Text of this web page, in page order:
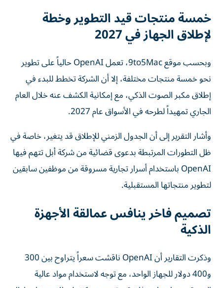
خمسة منتجات قيد التطوير وخطة
لإطلاق الجهاز في 2027
وبحسب موقع 9to5Mac، تعمل OpenAI حالياً على تطوير
نحو خمسة منتجات مختلفة، إلا أن الشركة تخطط للبدء في
إطلاق مكبر الصوت الذكي، مع إمكانية الكشف عنه خلال العام
الجاري تمهيداً لطرحه في الأسواق عام 2027.
وأشار التقرير إلى أن الجدول الزمني للإطلاق قد يتغير، خاصة في
ظل التطورات المرتبطة بدعوى قضائية من شركة أبل تتهم فيها
OpenAI باستخدام أسرار تجارية مسروقة من موظفين سابقين
لتطوير منتجاتها المستقبلية.
تصميم فاخر ينافس عمالقة الأجهزة
الذكية
وذكرت التقارير أن OpenAI ناقشت سعراً يتراوح بين 300
و400 دولار للجهاز الواحد، مع توجه لاستخدام مواد عالية